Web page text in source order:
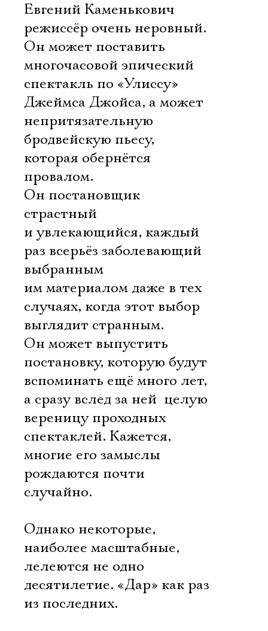
Евгений Каменькович 
режиссёр очень неровный.
Он может поставить
многочасовой эпический
спектакль по «Улиссу»
Джеймса Джойса, а может 
непритязательную
бродвейскую пьесу,
которая обернётся
провалом.
Он постановщик
страстный
и увлекающийся, каждый
раз всерьёз заболевающий
выбранным
им материалом даже в тех
случаях, когда этот выбор
выглядит странным.
Он может выпустить
постановку, которую будут
вспоминать ещё много лет,
а сразу вслед за ней  целую
вереницу проходных
спектаклей. Кажется,
многие его замыслы
рождаются почти
случайно.
Однако некоторые,
наиболее масштабные,
лелеются не одно
десятилетие. «Дар» как раз
из последних.